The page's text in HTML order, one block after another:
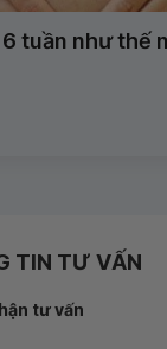
tuần như thế
TIN TƯ VẤN
tư vấn